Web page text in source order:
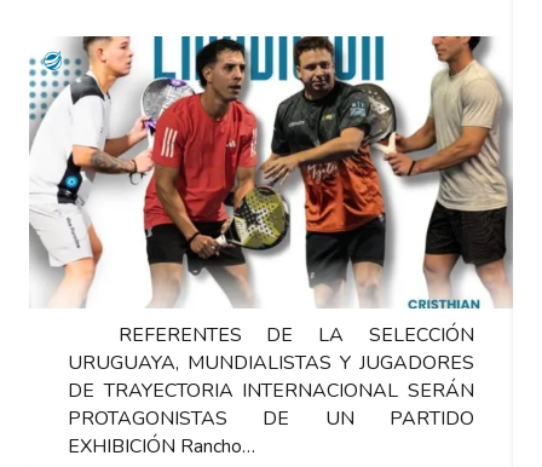
REFERENTES DE LA SELECCIÓN
URUGUAYA, MUNDIALISTAS Y JUGADORES
DE TRAYECTORIA INTERNACIONAL SERÁN
PROTAGONISTAS DE UN PARTIDO
EXHIBICIÓN Rancho…